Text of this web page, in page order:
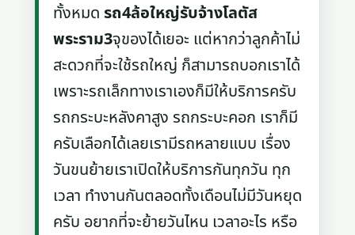
ทั้งหมดรถ4ล้อใหญ่รับจ้างโลตัส
พระราม3จุของได้เยอะ แต่หากว่าลูกค้าไม่
สะดวกที่จะใช้รถใหญ่ ก็สามารถบอกเราได้
เพราะรถเล็กทางเราเองก็มีให้บริการครับ
รถกระบะหลังคาสูง รถกระบะคอก เราก็มี
ครับเลือกได้เลยเรามีรถหลายแบบ เรื่อง
วันขนย้ายเราเปิดให้บริการกันทุกวัน ทุก
เวลา ทำงานกันตลอดทั้งเดือนไม่มีวันหยุด
ครับ อยากที่จะย้ายวันไหน เวลาอะไร หรือ